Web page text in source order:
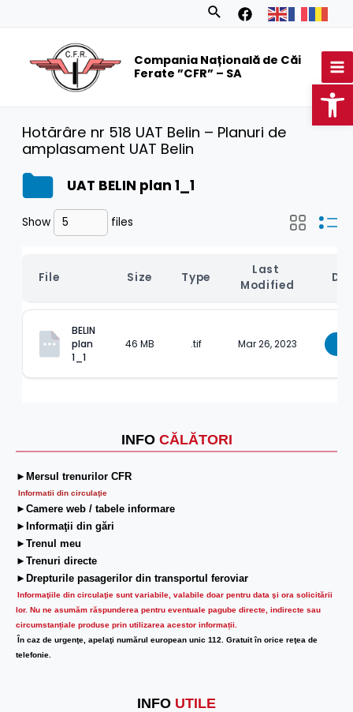
Search
Compania Națională de Căi
Ferate ”CFR” – SA
INFO CĂLĂTORI
►Mersul trenurilor CFR
Informatii din circulaţie
►Camere web / tabele informare
►Informaţii din gări
►Trenul meu
►Trenuri directe
►Drepturile pasagerilor din transportul feroviar
Informaţiile din circulaţie sunt variabile, valabile doar pentru data şi ora solicitării
lor. Nu ne asumăm răspunderea pentru eventuale pagube directe, indirecte sau
circumstanțiale produse prin utilizarea acestor informații.
În caz de urgenţe, apelaţi numărul european unic 112. Gratuit în orice reţea de
telefonie.
INFO UTILE
Hotărâre nr 518 UAT Belin – Planuri de
amplasament UAT Belin
UAT BELIN plan 1_1
Show files
File Size Type
Last
Modified
BELIN
plan
1_1
46 MB .tif Mar 26, 2023